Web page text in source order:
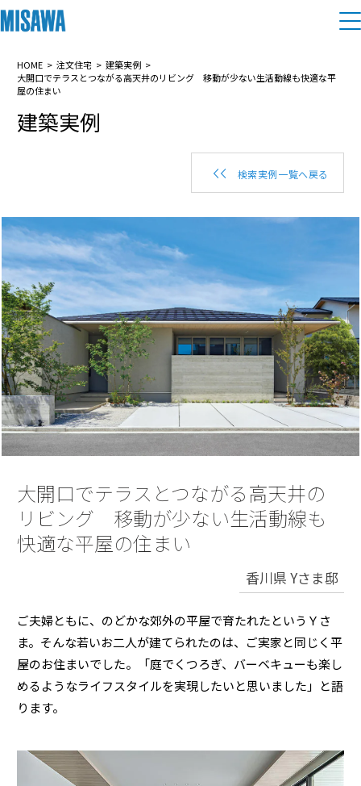
住まい
建てる [注文住宅]
テクノロジー（住まいの性能）
建築事例・建築実例
デザイナーズギャラリー
インテリア
住まいづくりガイド
買う
分譲住宅（建売・土地）検索
中古住宅検索
売る [MISAWA RELAY]
住まいの売却
これから住まいをご検討の方
土地活用
賃貸住宅
賃貸併用住宅
店舗・各種施設
土地活用モデルルーム見学
土地活用実例
法人のお客さま
社宅建築
医療・介護・子育て・障がい福祉施設
これから土地活用・賃貸経営をご検討の方
土地活用の基礎から長期安定経営を目指すオーナー様まで、賃貸経営
に役立つ多彩な情報を幅広くお届けします。
ホームラウンジ 土地活用・賃貸経営
戸建て・マンション
ミサワリフォームとは
リフォームの流れ
リフォームメニュー
リフォーム事例
事業用
事業用リノベーション
ホテル・旅館リフォーム
これからリフォームをご検討の方
実例動画や基礎知識、収納の工夫など、理想の住まいを叶えるリフォ
ームの具体策とアイデアを豊富にご用意しています。
まちづくり
複合開発・投資開発
複合開発事業（ASMACI-アスマチ-）
再開発・官民連携事業
分譲マンション開発事業
収益不動産・投資開発事業
建築再生事業
事業用売買
分譲用地
すべてのフィールドに新しい価値をデザインし、持続可能な未来志向
ミサワゼネラルソリューション
オーナーサポート
サポートメニュー
住まいるりんぐ（ロングサポート）
保証制度
アフターメンテナンス
ミサワリフォーム
ご相談窓口
ミサワホームオーナーさま・リフォーム工事ご契約者さまとミサワホ
ミサワオーナーズクラブ
企業・ IR情報
企業・IR
ニュース
ミサワホームグループ
IR情報
環境活動
採用情報
中途採用
展示場・イベント情報
カタログ請求
住まいのご相談
HOME 注文住宅
建築実例
大開口でテラスとつながる高天井のリビング 移動が少ない生活動線も快適な平
屋の住まい
建築実例
検索実例一覧へ戻る
大開口でテラスとつながる高天井の
リビング 移動が少ない生活動線も
快適な平屋の住まい
香川県 Yさま邸
ご夫婦ともに、のどかな郊外の平屋で育たれたというＹさ
ま。そんな若いお二人が建てられたのは、ご実家と同じく平
屋のお住まいでした。「庭でくつろぎ、バーベキューも楽し
めるようなライフスタイルを実現したいと思いました」と語
ります。